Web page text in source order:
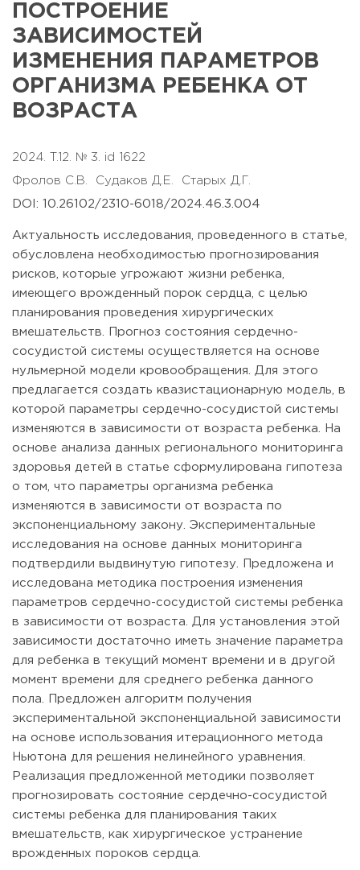
ПОСТРОЕНИЕ
ЗАВИСИМОСТЕЙ
ИЗМЕНЕНИЯ ПАРАМЕТРОВ
ОРГАНИЗМА РЕБЕНКА ОТ
ВОЗРАСТА
2024. T.12. № 3. id 1622
Фролов С.В. Судаков Д.Е. Старых Д.Г.
DOI: 10.26102/2310-6018/2024.46.3.004
Актуальность исследования, проведенного в статье,
обусловлена необходимостью прогнозирования
рисков, которые угрожают жизни ребенка,
имеющего врожденный порок сердца, с целью
планирования проведения хирургических
вмешательств. Прогноз состояния сердечно-
сосудистой системы осуществляется на основе
нульмерной модели кровообращения. Для этого
предлагается создать квазистационарную модель, в
которой параметры сердечно-сосудистой системы
изменяются в зависимости от возраста ребенка. На
основе анализа данных регионального мониторинга
здоровья детей в статье сформулирована гипотеза
о том, что параметры организма ребенка
изменяются в зависимости от возраста по
экспоненциальному закону. Экспериментальные
исследования на основе данных мониторинга
подтвердили выдвинутую гипотезу. Предложена и
исследована методика построения изменения
параметров сердечно-сосудистой системы ребенка
в зависимости от возраста. Для установления этой
зависимости достаточно иметь значение параметра
для ребенка в текущий момент времени и в другой
момент времени для среднего ребенка данного
пола. Предложен алгоритм получения
экспериментальной экспоненциальной зависимости
на основе использования итерационного метода
Ньютона для решения нелинейного уравнения.
Реализация предложенной методики позволяет
прогнозировать состояние сердечно-сосудистой
системы ребенка для планирования таких
вмешательств, как хирургическое устранение
врожденных пороков сердца.